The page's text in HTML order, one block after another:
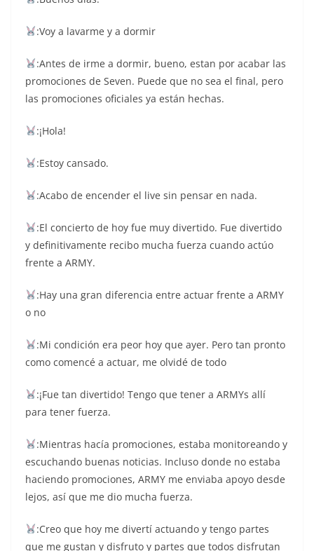
:Voy a lavarme y a dormir
:Antes de irme a dormir, bueno, estan por acabar las
promociones de Seven. Puede que no sea el final, pero
las promociones oficiales ya están hechas.
:¡Hola!
:Estoy cansado.
:Acabo de encender el live sin pensar en nada.
:El concierto de hoy fue muy divertido. Fue divertido
y definitivamente recibo mucha fuerza cuando actúo
frente a ARMY.
:Hay una gran diferencia entre actuar frente a ARMY
o no
:Mi condición era peor hoy que ayer. Pero tan pronto
como comencé a actuar, me olvidé de todo
:¡Fue tan divertido! Tengo que tener a ARMYs allí
para tener fuerza.
:Mientras hacía promociones, estaba monitoreando y
escuchando buenas noticias. Incluso donde no estaba
haciendo promociones, ARMY me enviaba apoyo desde
lejos, así que me dio mucha fuerza.
:Creo que hoy me divertí actuando y tengo partes
que me gustan y disfruto y partes que todos disfrutan